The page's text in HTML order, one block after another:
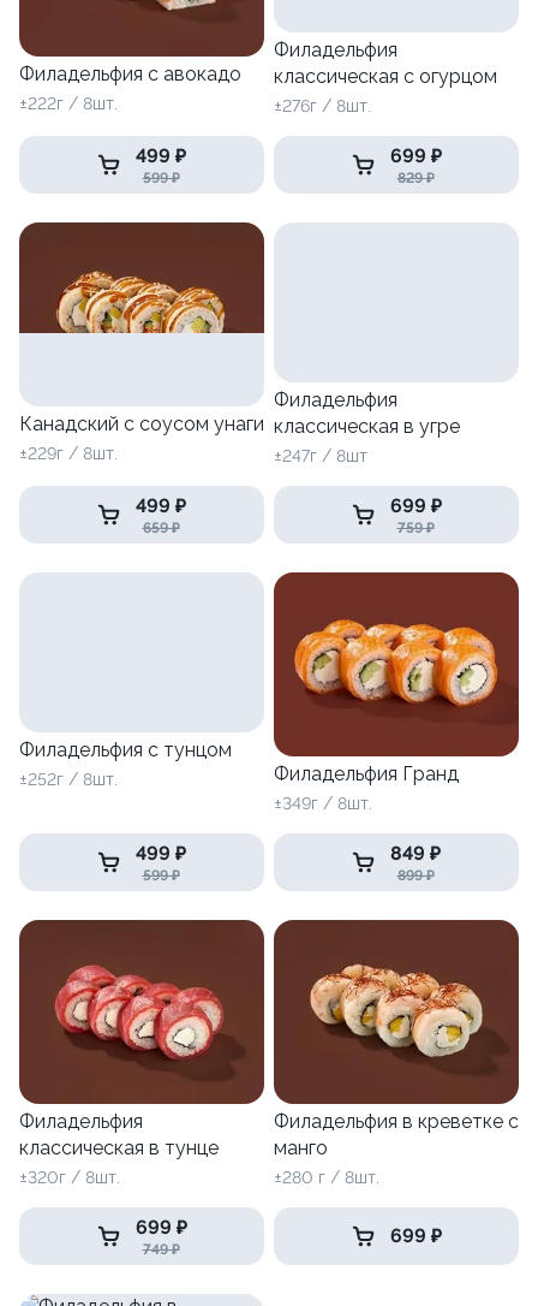
Филадельфия с авокадо
±222г / 8шт.
499 ₽
599 ₽
Филадельфия
классическая с огурцом
±276г / 8шт.
699 ₽
829 ₽
Канадский с соусом унаги
±229г / 8шт.
499 ₽
659 ₽
Филадельфия
классическая в угре
±247г / 8шт
699 ₽
759 ₽
Филадельфия с тунцом
±252г / 8шт.
499 ₽
599 ₽
Филадельфия Гранд
±349г / 8шт.
849 ₽
899 ₽
Филадельфия
классическая в тунце
±320г / 8шт.
699 ₽
749 ₽
Филадельфия в креветке с
манго
±280 г / 8шт.
699 ₽